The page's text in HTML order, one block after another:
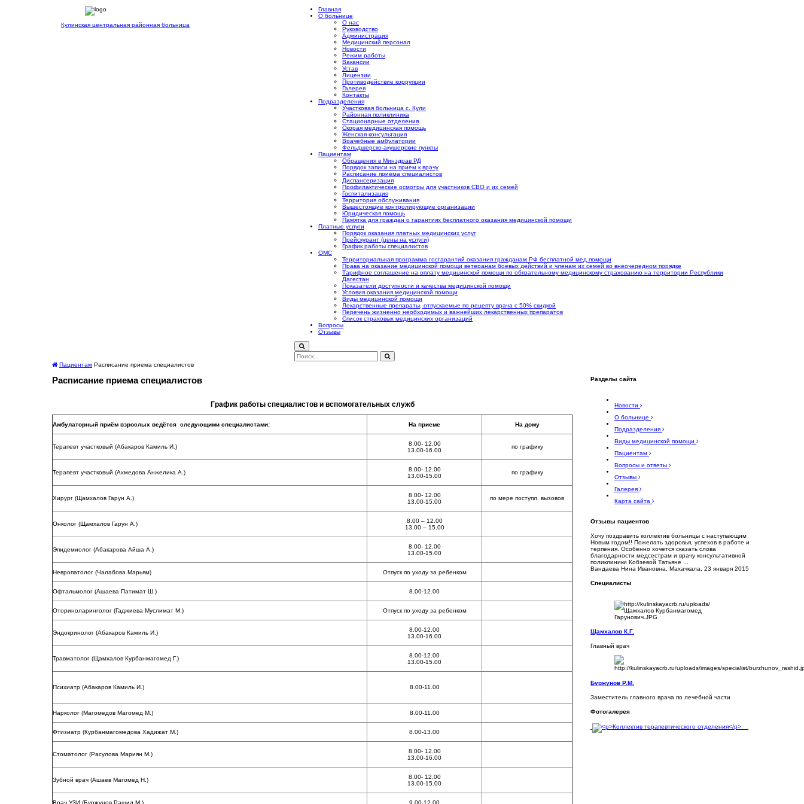
Кулинская центральная районная больница
Главная
О больнице
О нас
Руководство
Администрация
Медицинский персонал
Новости
Режим работы
Вакансии
Устав
Лицензии
Противодействие коррупции
Галерея
Контакты
Подразделения
Участковая больница с. Кули
Районная поликлиника
Стационарные отделения
Скорая медицинская помощь
Женская консультация
Врачебные амбулатории
Фельдшерско-акушерские пункты
Пациентам
Обращения в Минздрав РД
Порядок записи на прием к врачу
Расписание приема специалистов
Диспансеризация
Профилактические осмотры для участников СВО и их семей
Госпитализация
Территория обслуживания
Вышестоящие контролирующие организации
Юридическая помощь
Памятка для граждан о гарантиях бесплатного оказания медицинской помощи
Платные услуги
Порядок оказания платных медицинских услуг
Прейскурант (цены на услуги)
График работы специалистов
ОМС
Территориальная программа госгарантий оказания гражданам РФ бесплатной мед.помощи
Права на оказание медицинской помощи ветеранам боевых действий и членам их семей во внеочередном порядке
Тарифное соглашение на оплату медицинской помощи по обязательному медицинскому страхованию на территории Республики
Дагестан
Показатели доступности и качества медицинской помощи
Условия оказания медицинской помощи
Виды медицинской помощи
Лекарственные препараты, отпускаемые по рецепту врача с 50% скидкой
Перечень жизненно необходимых и важнейших лекарственных препаратов
Список страховых медицинских организаций
Вопросы
Отзывы
Пациентам Расписание приема специалистов
Расписание приема специалистов
График работы специалистов и вспомогательных служб
Амбулаторный приём взрослых ведётся следующими специалистами: На приеме На дому
Терапевт участковый (Абакаров Камиль И.)
8.00- 12.00
13.00-16.00
по графику
Терапевт участковый (Ахмедова Анжелика А.)
8.00- 12.00
13.00-15.00
по графику
Хирург (Щамхалов Гарун А.)
8.00- 12.00
13.00-15.00
по мере поступл. вызовов
Онколог (Щамхалов Гарун А.)
8.00 – 12.00
13.00 – 15.00
Эпидемиолог (Абакарова Айша А.)
8.00- 12.00
13.00-15.00
Невропатолог (Чалабова Марьям) Отпуск по уходу за ребенком
Офтальмолог (Ашаева Патимат Ш.) 8.00-12.00
Оториноларинголог (Гаджиева Муслимат М.) Отпуск по уходу за ребенком
Эндокринолог (Абакаров Камиль И.)
8.00-12.00
13.00-16.00
Травматолог (Щамхалов Курбанмагомед Г.)
8.00-12.00
13.00-15.00
Психиатр (Абакаров Камиль И.) 8.00-11.00
Нарколог (Магомедов Магомед М.) 8.00-11.00
Фтизиатр (Курбанмагомедова Хадижат М.) 8.00-13.00
Стоматолог (Расулова Мариян М.)
8.00- 12.00
13.00-16.00
Зубной врач (Ашаев Магомед Н.)
8.00- 12.00
13.00-15.00
Врач УЗИ (Буржунов Рашид М.) 9.00-12.00
Разделы сайта
Новости
О больнице
Подразделения
Виды медицинской помощи
Пациентам
Вопросы и ответы
Отзывы
Галерея
Карта сайта
Отзывы пациентов
Хочу поздравить коллектив больницы с наступающим
Новым годом!! Пожелать здоровья, успехов в работе и
терпения. Особенно хочется сказать слова
благодарности медсестрам и врачу консультативной
поликлиники Кобзевой Татьяне ...
Вандаева Нина Ивановна, Махачкала, 23 января 2015
Специалисты
Щамхалов К.Г.
Главный врач
Буржунов Р.М.
Заместитель главного врача по лечебной части
Фотогалерея